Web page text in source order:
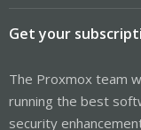
Get your
The Proxmox team
running the best
security